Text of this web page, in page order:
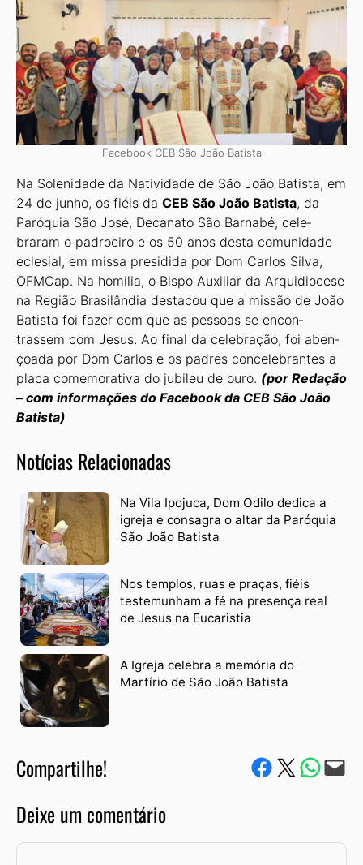
Facebook CEB São João Batista
Na Solenidade da Natividade de São João Batista, em
24 de junho, os fiéis da CEB São João Batista, da
Paróquia São José, Decanato São Barnabé, cele­
braram o padroeiro e os 50 anos desta comunidade
eclesial, em missa presidida por Dom Carlos Silva,
OFMCap. Na homilia, o Bispo Auxiliar da Arquidioce­se
na Região Brasilândia destacou que a missão de João
Batista foi fazer com que as pessoas se encon­
trassem com Jesus. Ao final da celebração, foi aben­
çoada por Dom Carlos e os padres concelebrantes a
placa comemorativa do jubileu de ouro. (por Redação
– com informações do Facebook da CEB São João
Batista)
Notícias Relacionadas
Na Vila Ipojuca, Dom Odilo dedica a
igreja e consagra o altar da Paróquia
São João Batista
Nos templos, ruas e praças, fiéis
testemunham a fé na presença real
de Jesus na Eucaristia
A Igreja celebra a memória do
Martírio de São João Batista
Compartilhe! Compartilhe no Facebook
Compartilhe no Twitter
Compartile via
Envie via e-mail
Deixe um comentário
Comentário